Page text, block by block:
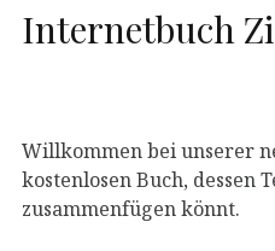
Internetbuch
Willkommen bei unserer
kostenlosen Buch, dessen
zusammenfügen könnt.